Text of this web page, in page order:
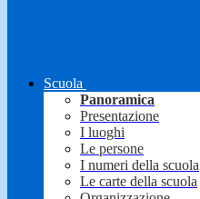
Scuola
Panoramica
Presentazione
I luoghi
Le persone
I numeri della scuola
Le carte della scuola